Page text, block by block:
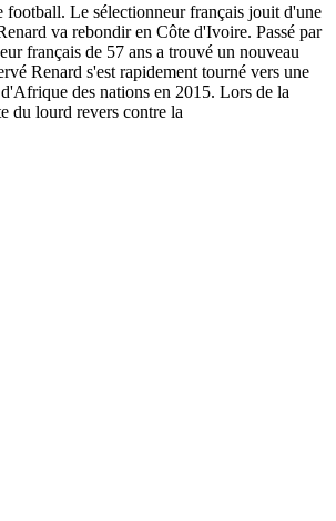
football. Le sélectionneur français jouit d'une
va rebondir en Côte d'Ivoire. Passé par
français de 57 ans a trouvé un nouveau
Renard s'est rapidement tourné vers une
des nations en 2015. Lors de la
du lourd revers contre la